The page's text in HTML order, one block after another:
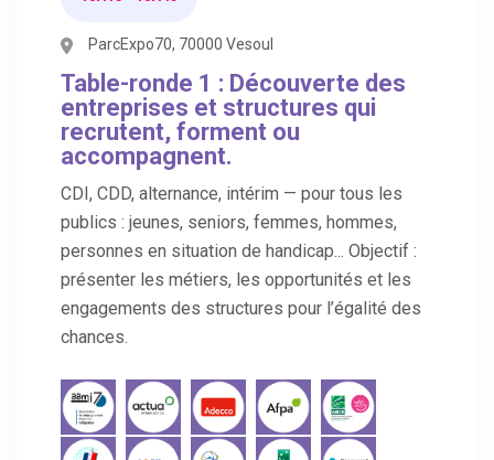
ParcExpo70, 70000 Vesoul
Table-ronde 1 : Découverte des
entreprises et structures qui
recrutent, forment ou
accompagnent.
CDI, CDD, alternance, intérim — pour tous les
publics : jeunes, seniors, femmes, hommes,
personnes en situation de handicap... Objectif :
présenter les métiers, les opportunités et les
engagements des structures pour l’égalité des
chances.